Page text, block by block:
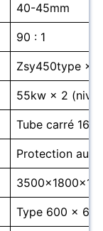
40-45mm
90 : 1
Zsy450type ×
55kw × 2
Tube carré 160
Protection
Type 600 × 6